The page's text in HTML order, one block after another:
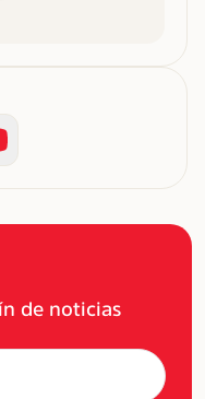
de noticias